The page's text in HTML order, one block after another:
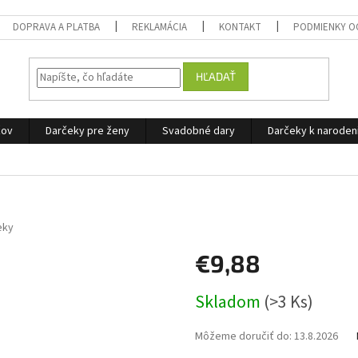
DOPRAVA A PLATBA REKLAMÁCIA KONTAKT PODMIENKY
HĽADAŤ
Darčeky pre ženy Svadobné dary Darčeky k
€9,88
cena:
Skladom (>3 Ks)
Môžeme doručiť do: 13.8.2026